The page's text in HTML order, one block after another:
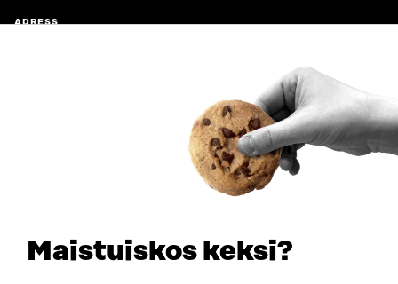
Maistuiskos keksi?
ADRESS
fornamn.efternamn@sitra.fi